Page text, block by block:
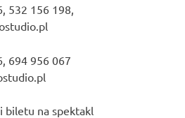
532 156 198,
694 956 067
biletu na spektakl